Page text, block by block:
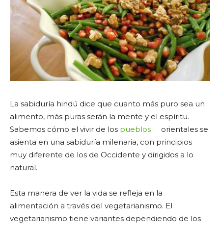
La sabiduría hindú dice que cuanto más puro sea un
alimento, más puras serán la mente y el espíritu.
Sabemos cómo el vivir de los pueblos
orientales se
asienta en una sabiduría milenaria, con principios
muy diferente de los de Occidente y dirigidos a lo
natural.
Esta manera de ver la vida se refleja en la
alimentación a través del vegetarianismo. El
vegetarianismo tiene variantes dependiendo de los